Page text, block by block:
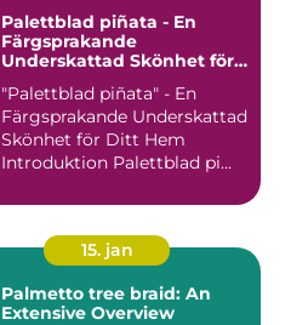
Palettblad piñata - En
Färgsprakande
Underskattad Skönhet för
"Palettblad piñata" - En
Färgsprakande Underskattad
Skönhet för Ditt Hem
Introduktion Palettblad pi...
15. jan
Palmetto tree braid: An
Extensive Overview